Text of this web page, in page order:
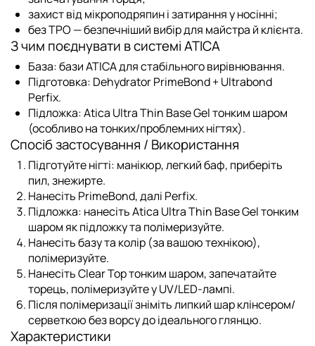
захиствід мікроподряпин і затирання у носінні;
без TPO — безпечніший вибір для майстра й клієнта.
З чим поєднувати в системі ATICA
База:бази ATICAдля стабільного вирівнювання.
Підготовка: Dehydrator PrimeBond+Ultrabond
Perfix.
Підложка:Atica Ultra Thin Base Gelтонким шаром
(особливо на тонких/проблемних нігтях).
Спосіб застосування / Використання
Підготуйте нігті: манікюр, легкий баф, приберіть
пил, знежирте.
Нанесіть PrimeBond, далі Perfix.
Підложка: нанесітьAtica Ultra Thin Base Gelтонким
шаром як підложку та полімеризуйте.
Нанесіть базу та колір (за вашою технікою),
полімеризуйте.
Нанесіть Clear Top тонким шаром,запечатайте
торець, полімеризуйте у UV/LED-лампі.
Після полімеризації зніміть липкий шарклінсером/
серветкою без ворсу до ідеального глянцю.
Характеристики